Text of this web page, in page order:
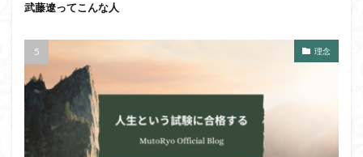
武藤遼ってこんな人
理念